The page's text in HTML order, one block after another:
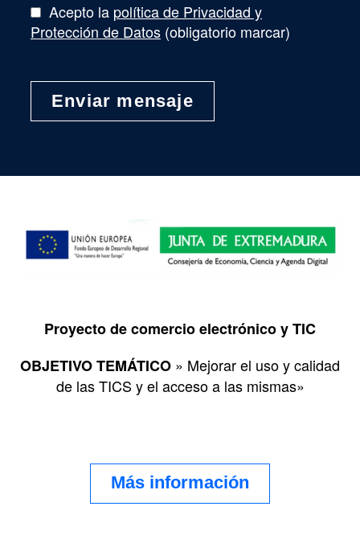
Acepto la política de Privacidad y
Protección de Datos (obligatorio marcar)
Proyecto de comercio electrónico y TIC
OBJETIVO TEMÁTICO » Mejorar el uso y calidad
de las TICS y el acceso a las mismas»
Más información